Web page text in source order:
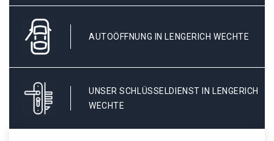
AUTOÖFFNUNG IN LENGERICH WECHTE
UNSER SCHLÜSSELDIENST IN LENGERICH
WECHTE